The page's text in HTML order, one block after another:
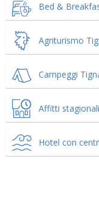
Bed &
Agriturismo
Campeggi
Affitti
Hotel con